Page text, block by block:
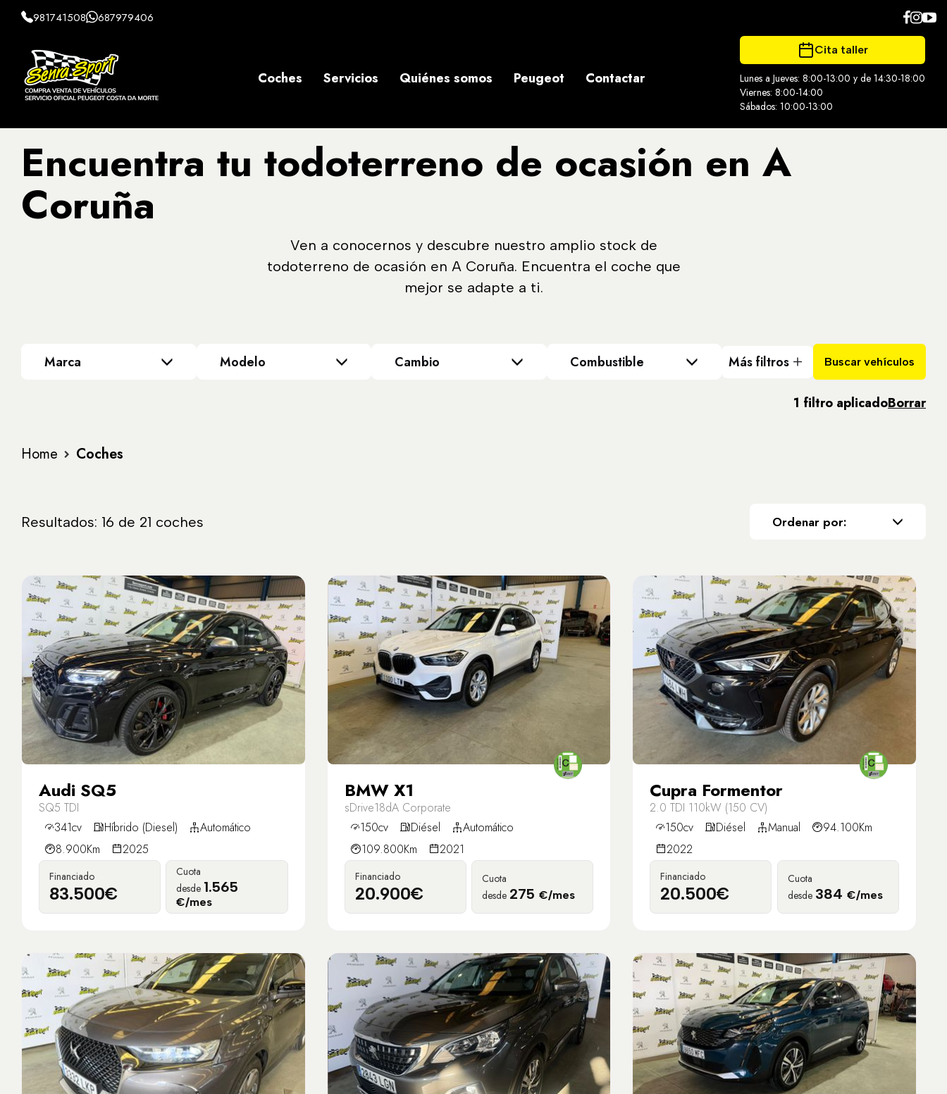
981741508 687979406
Coches Servicios Quiénes somos Peugeot Contactar
Cita taller
Lunes a Jueves: 8:00-13:00 y de 14:30-18:00
Viernes: 8:00-14:00
Sábados: 10:00-13:00
Encuentra tu todoterreno de ocasión en A
Coruña
Ven a conocernos y descubre nuestro amplio stock de
todoterreno de ocasión en A Coruña. Encuentra el coche que
mejor se adapte a ti.
Marca Modelo Cambio Combustible Más filtros Buscar vehículos
1 filtro aplicadoBorrar
Home Coches
Resultados: 16 de 21 coches Ordenar por:
Audi SQ5
SQ5 TDI
341cv
Híbrido (Diesel)
Automático
8.900Km
2025
Financiado
83.500€
Cuota
desde 1.565
€/mes
BMW X1
sDrive18dA Corporate
150cv
Diésel
Automático
109.800Km
2021
Financiado
20.900€
Cuota
desde 275 €/mes
Cupra Formentor
2.0 TDI 110kW (150 CV)
150cv
Diésel Manual
94.100Km
2022
Financiado
20.500€
Cuota
desde 384 €/mes